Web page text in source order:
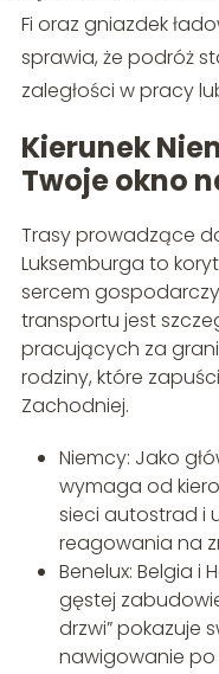
Fi oraz gniazdek
sprawia, że podróż
zaległości w pracy
Kierunek
Twoje okno
Trasy prowadzące
Luksemburga to
sercem
transportu jest
pracujących za
rodziny, które
Zachodniej.
Niemcy: Jako
wymaga od
sieci autostrad i
reagowania na
Benelux: Belgia i
gęstej
drzwi” pokazuje
nawigowanie po